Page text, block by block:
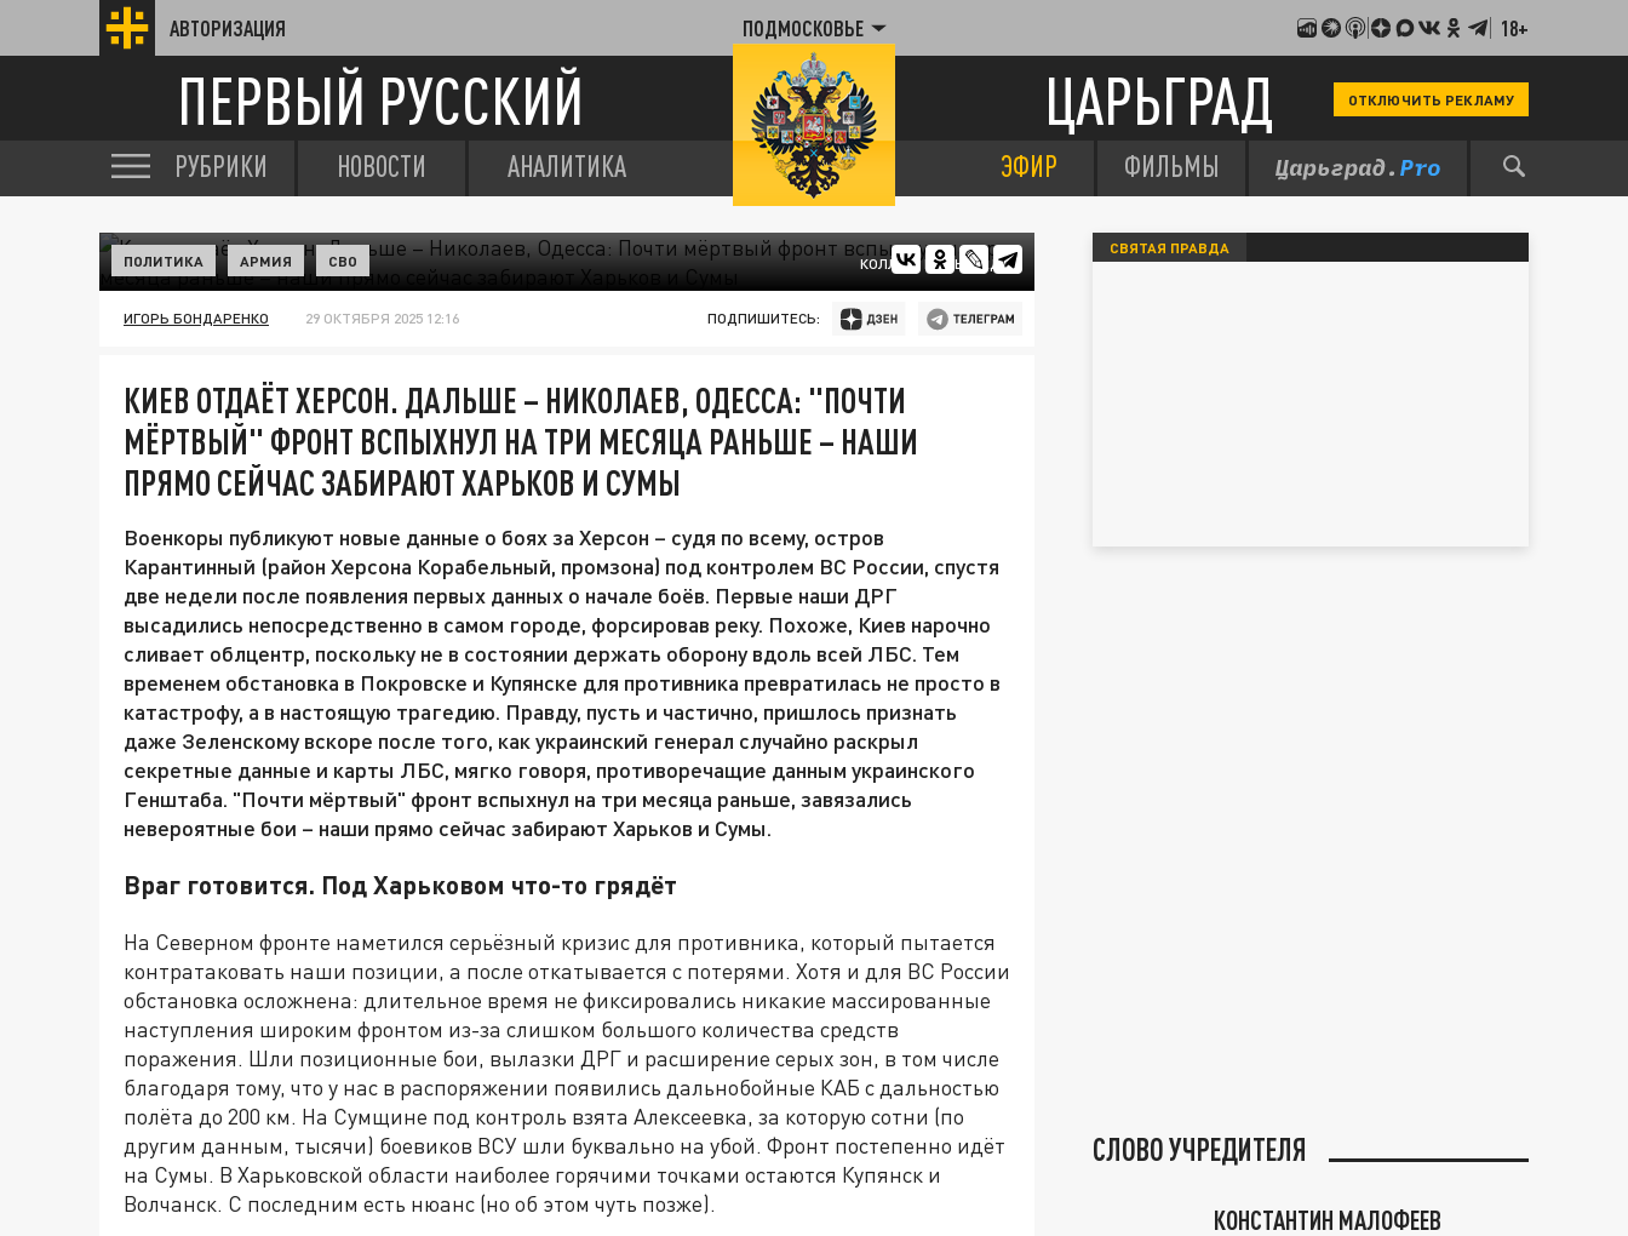
АВТОРИЗАЦИЯ ПОДМОСКОВЬЕ 18+
ПЕРВЫЙ РУССКИЙ ЦАРЬГРАД ОТКЛЮЧИТЬ РЕКЛАМУ
РУБРИКИ НОВОСТИ АНАЛИТИКА ЭФИР ФИЛЬМЫ
КОЛЛАЖ ЦАРЬГРАДА
ПОЛИТИКА АРМИЯ СВО
ИГОРЬ БОНДАРЕНКО 29 ОКТЯБРЯ 2025 12:16 ПОДПИШИТЕСЬ:
КИЕВ ОТДАЁТ ХЕРСОН. ДАЛЬШЕ – НИКОЛАЕВ, ОДЕССА: "ПОЧТИ
МЁРТВЫЙ" ФРОНТ ВСПЫХНУЛ НА ТРИ МЕСЯЦА РАНЬШЕ – НАШИ
ПРЯМО СЕЙЧАС ЗАБИРАЮТ ХАРЬКОВ И СУМЫ
Военкоры публикуют новые данные о боях за Херсон – судя по всему, остров
Карантинный (район Херсона Корабельный, промзона) под контролем ВС России, спустя
две недели после появления первых данных о начале боёв. Первые наши ДРГ
высадились непосредственно в самом городе, форсировав реку. Похоже, Киев нарочно
сливает облцентр, поскольку не в состоянии держать оборону вдоль всей ЛБС. Тем
временем обстановка в Покровске и Купянске для противника превратилась не просто в
катастрофу, а в настоящую трагедию. Правду, пусть и частично, пришлось признать
даже Зеленскому вскоре после того, как украинский генерал случайно раскрыл
секретные данные и карты ЛБС, мягко говоря, противоречащие данным украинского
Генштаба. "Почти мёртвый" фронт вспыхнул на три месяца раньше, завязались
невероятные бои – наши прямо сейчас забирают Харьков и Сумы.
Враг готовится. Под Харьковом что-то грядёт
На Северном фронте наметился серьёзный кризис для противника, который пытается
контратаковать наши позиции, а после откатывается с потерями. Хотя и для ВС России
обстановка осложнена: длительное время не фиксировались никакие массированные
наступления широким фронтом из-за слишком большого количества средств
поражения. Шли позиционные бои, вылазки ДРГ и расширение серых зон, в том числе
благодаря тому, что у нас в распоряжении появились дальнобойные КАБ с дальностью
полёта до 200 км. На Сумщине под контроль взята Алексеевка, за которую сотни (по
другим данным, тысячи) боевиков ВСУ шли буквально на убой. Фронт постепенно идёт
на Сумы. В Харьковской области наиболее горячими точками остаются Купянск и
Волчанск. С последним есть нюанс (но об этом чуть позже).
СВЯТАЯ ПРАВДА
СЛОВО УЧРЕДИТЕЛЯ
КОНСТАНТИН МАЛОФЕЕВ